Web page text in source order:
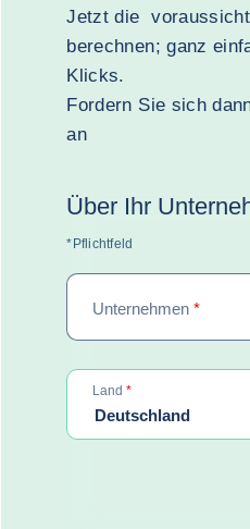
Jetzt die
berechnen; ganz
Klicks.
Fordern Sie sich
an
Über Ihr
*Pflichtfeld
Unternehmen*
Land*required
Deutschland